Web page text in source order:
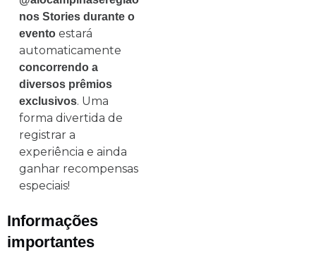
nos Stories durante o
eventoestará
automaticamente
concorrendo a
diversos prêmios
exclusivos. Uma
forma divertida de
registrar a
experiência e ainda
ganhar recompensas
especiais!
Informações
importantes